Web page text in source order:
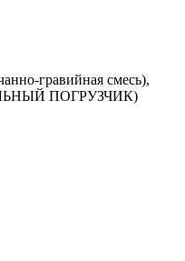
гравийная смесь),
ПОГРУЗЧИК)